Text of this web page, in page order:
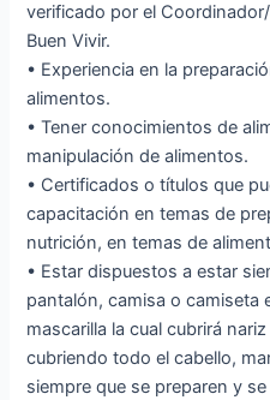
verificado por el
Buen Vivir.
• Experiencia en la
alimentos.
• Tener conocimientos de
manipulación de alimentos.
• Certificados o títulos que
capacitación en temas de
nutrición, en temas de
• Estar dispuestos a estar
pantalón, camisa o camiseta
mascarilla la cual cubrirá
cubriendo todo el cabello,
siempre que se preparen y